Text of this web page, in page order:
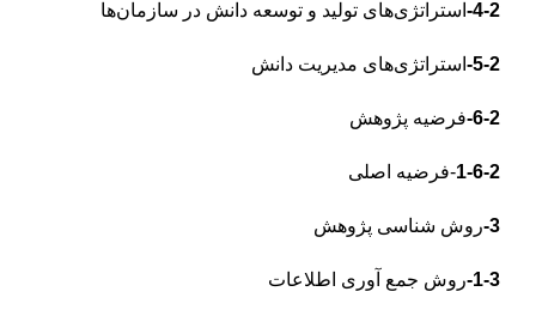
4-2- استراتژی‌های تولید و توسعه دانش در سازمان‌ها
5-2- استراتژی‌های مدیریت دانش
6-2- فرضیه پژوهش
1-6-2-فرضیه اصلی
3- روش شناسی پژوهش
1-3- روش جمع آوری اطلاعات